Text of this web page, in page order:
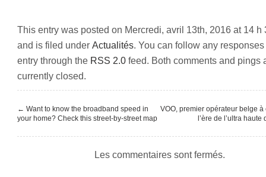
This entry was posted on Mercredi, avril 13th, 2016 at 14 h
and is filed under Actualités . You can follow any
entry through the RSS 2.0 feed. Both comments and pings
currently closed.
← Want to know the broadband speed in
your home? Check this street-by-street map
VOO, premier opérateur belge à
l’ère de l’ultra haute
Les commentaires sont fermés.